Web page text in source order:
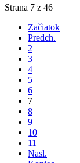
Strana 7 z 46
Začiatok
Predch.
2
3
4
5
6
7
8
9
10
11
Nasl.